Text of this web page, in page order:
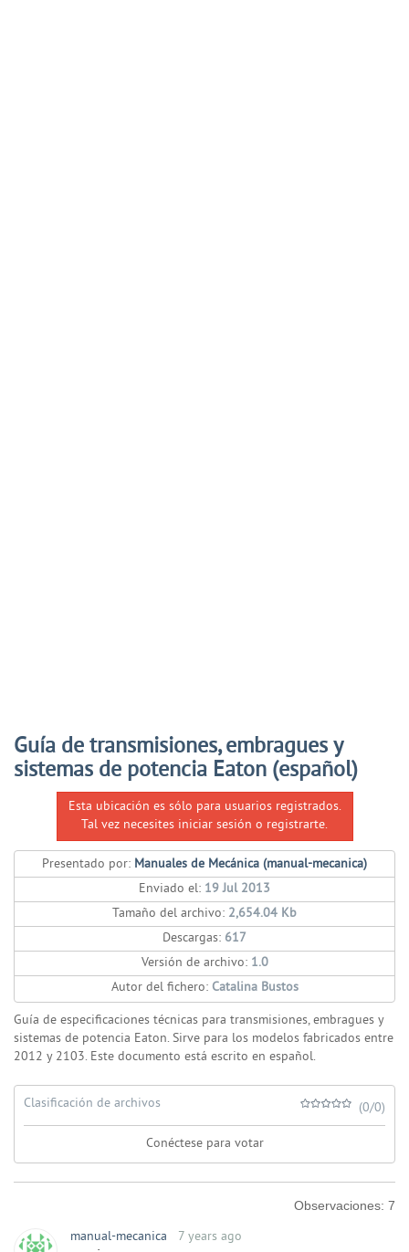
Guía de transmisiones, embragues y
sistemas de potencia Eaton (español)
Esta ubicación es sólo para usuarios registrados.
Tal vez necesites iniciar sesión o registrarte.
Presentado por: Manuales de Mecánica (manual-mecanica)
Enviado el: 19 Jul 2013
Tamaño del archivo: 2,654.04 Kb
Descargas: 617
Versión de archivo: 1.0
Autor del fichero: Catalina Bustos
Guía de especificaciones técnicas para transmisiones, embragues y
sistemas de potencia Eaton. Sirve para los modelos fabricados entre
2012 y 2103. Este documento está escrito en español.
Clasificación de archivos (0/0)
Conéctese para votar
Observaciones: 7
manual-mecanica 7 years ago